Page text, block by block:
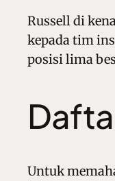
Russell di
kepada tim
posisi lima
Untuk